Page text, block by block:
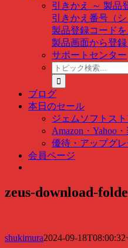
引きかえ ～ 製品
引きかえ番号（
製品登録コードを
製品画面から登録
サポートセンター
ト
ピ
ッ
ク
検
索
…
ブログ
本日のセール
ジェムソフトス
Amazon・Yahoo
優待・アップグ
会員ページ
zeus-download-
shukimura2024-09-